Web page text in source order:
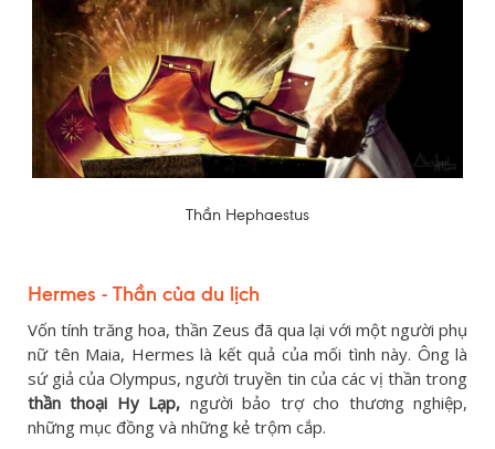
Thần Hephaestus
Hermes - Thần của du lịch
Vốn tính trăng hoa, thần Zeus đã qua lại với một người phụ
nữ tên Maia, Hermes là kết quả của mối tình này. Ông là
sứ giả của Olympus, người truyền tin của các vị thần trong
thần thoại Hy Lạp, người bảo trợ cho thương nghiệp,
những mục đồng và những kẻ trộm cắp.